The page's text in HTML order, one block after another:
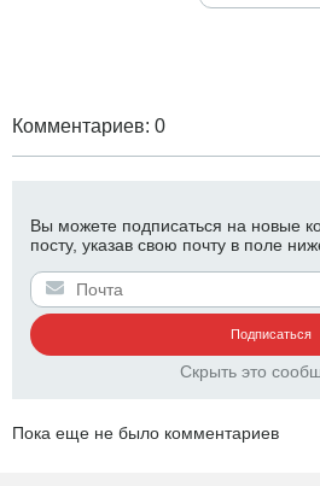
Комментариев: 0
Вы можете подписаться на новые
посту, указав свою почту в поле
Скрыть это
Пока еще не было комментариев